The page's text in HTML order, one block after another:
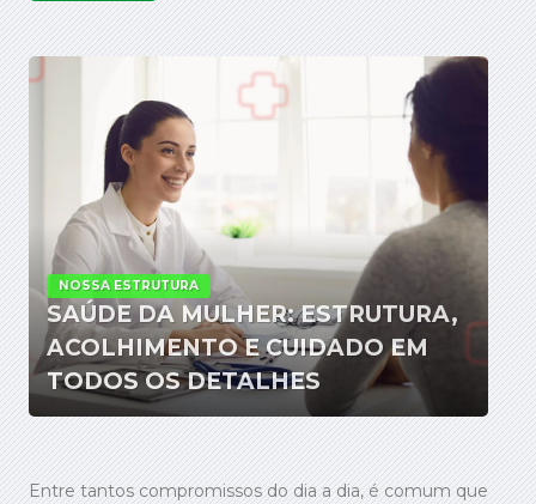
NOSSA ESTRUTURA
SAÚDE DA MULHER: ESTRUTURA,
ACOLHIMENTO E CUIDADO EM
TODOS OS DETALHES
Entre tantos compromissos do dia a dia, é comum que